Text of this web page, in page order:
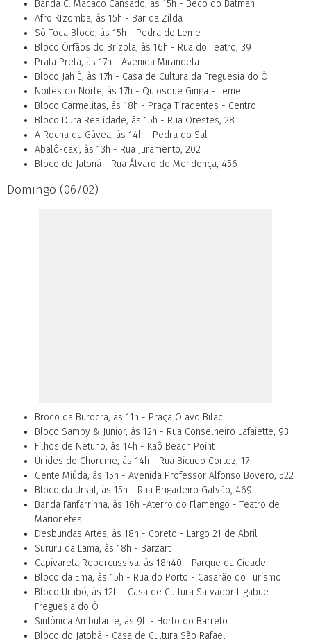
Banda C. Macaco Cansado, às 15h - Beco do Batman
Afro KIzomba, às 15h - Bar da Zilda
Só Toca Bloco, às 15h - Pedra do Leme
Bloco Órfãos do Brizola, às 16h - Rua do Teatro, 39
Prata Preta, às 17h - Avenida Mirandela
Bloco Jah É, às 17h - Casa de Cultura da Freguesia do Ó
Noites do Norte, às 17h - Quiosque Ginga - Leme
Bloco Carmelitas, às 18h - Praça Tiradentes - Centro
Bloco Dura Realidade, às 15h - Rua Orestes, 28
A Rocha da Gávea, às 14h - Pedra do Sal
Abalô-caxi, às 13h - Rua Juramento, 202
Bloco do Jatoná - Rua Álvaro de Mendonça, 456
Domingo (06/02)
Broco da Burocra, às 11h - Praça Olavo Bilac
Bloco Samby & Junior, às 12h - Rua Conselheiro Lafaiette, 93
Filhos de Netuno, às 14h - Kaô Beach Point
Unides do Chorume, às 14h - Rua Bicudo Cortez, 17
Gente Miúda, às 15h - Avenida Professor Alfonso Bovero, 522
Bloco da Ursal, às 15h - Rua Brigadeiro Galvão, 469
Banda Fanfarrinha, às 16h -Aterro do Flamengo - Teatro de
Marionetes
Desbundas Artes, às 18h - Coreto - Largo 21 de Abril
Sururu da Lama, às 18h - Barzart
Capivareta Repercussiva, às 18h40 - Parque da Cidade
Bloco da Ema, às 15h - Rua do Porto - Casarão do Turismo
Bloco Urubó, às 12h - Casa de Cultura Salvador Ligabue -
Freguesia do Ó
Sinfônica Ambulante, às 9h - Horto do Barreto
Bloco do Jatobá - Casa de Cultura São Rafael